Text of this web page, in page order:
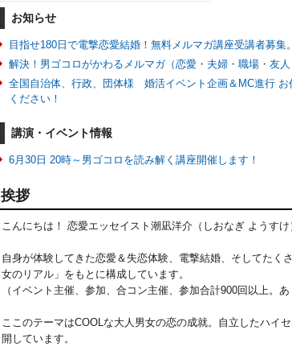
お知らせ
目指せ180日で電撃恋愛結婚！無料メルマガ講座受講者募集。
解決！男ゴコロがかわるメルマガ（恋愛・夫婦・職場・友人
全国自治体、行政、団体様 婚活イベント企画＆MC進行 お
ください！
講演・イベント情報
6月30日 20時～男ゴコロを読み解く講座開催します！
挨拶
こんにちは！ 恋愛エッセイスト潮凪洋介（しおなぎ ようすけ
自身が体験してきた恋愛＆失恋体験、電撃結婚、そしてたく
女のリアル」をもとに構成しています。
（イベント主催、参加、合コン主催、参加合計900回以上。
ここのテーマはCOOLな大人男女の恋の成就。自立したハイ
開しています。